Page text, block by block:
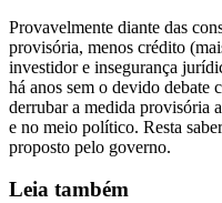
Provavelmente diante das
provisória, menos crédito
investidor e insegurança
há anos sem o devido debate
derrubar a medida provisória
e no meio político. Resta
proposto pelo governo.
Leia também